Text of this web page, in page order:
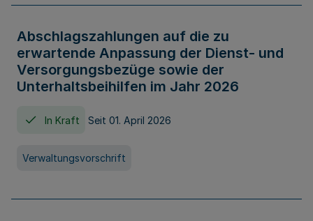
Abschlagszahlungen auf die zu
erwartende Anpassung der Dienst- und
Versorgungsbezüge sowie der
Unterhaltsbeihilfen im Jahr 2026
In Kraft Seit 01. April 2026
Verwaltungsvorschrift